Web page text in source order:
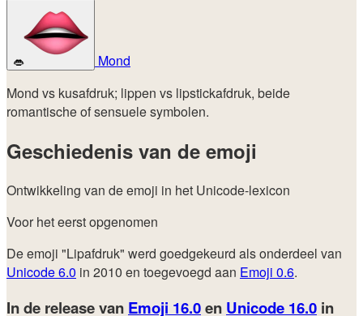
👄
Mond
Mond vs kusafdruk; lippen vs lipstickafdruk, beide
romantische of sensuele symbolen.
Geschiedenis van de emoji
Ontwikkeling van de emoji in het Unicode-lexicon
Voor het eerst opgenomen
De emoji "Lipafdruk" werd goedgekeurd als onderdeel van
Unicode 6.0 in 2010 en toegevoegd aan Emoji 0.6.
In de release van Emoji 16.0en Unicode 16.0 in